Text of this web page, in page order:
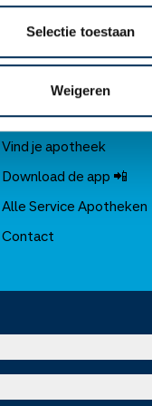
Selectie toestaan
Weigeren
Service
Service Apotheek home
Vind je apotheek
Download de app 📲
Alle Service Apotheken
Contact